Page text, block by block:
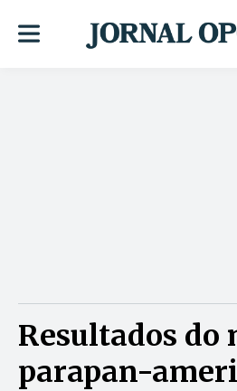
Resultados do
parapan-